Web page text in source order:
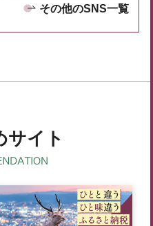
その他のSNS一覧
サイト